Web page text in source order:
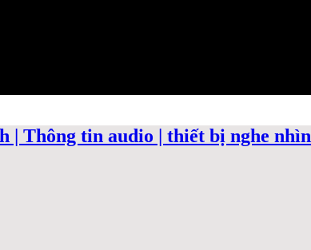
| Thông tin audio | thiết bị nghe nhìn